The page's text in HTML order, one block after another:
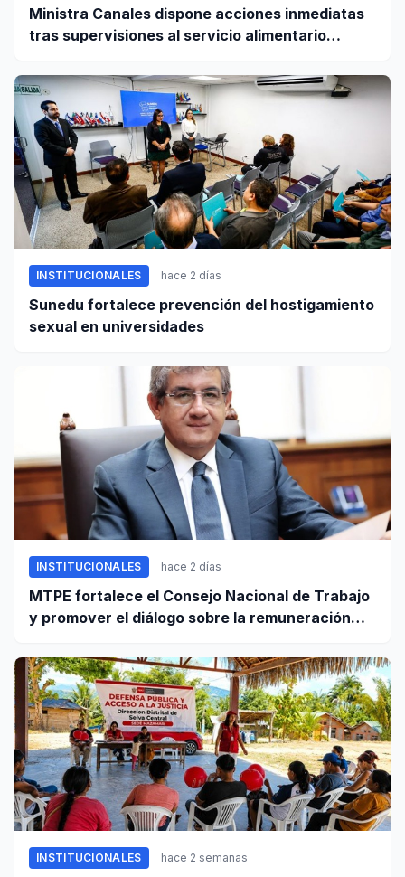
Ministra Canales dispone acciones inmediatas
tras supervisiones al servicio alimentario
INSTITUCIONALES hace 2 días
Sunedu fortalece prevención del hostigamiento
sexual en universidades
INSTITUCIONALES hace 2 días
MTPE fortalece el Consejo Nacional de Trabajo
y promover el diálogo sobre la remuneración
INSTITUCIONALES hace 2 semanas